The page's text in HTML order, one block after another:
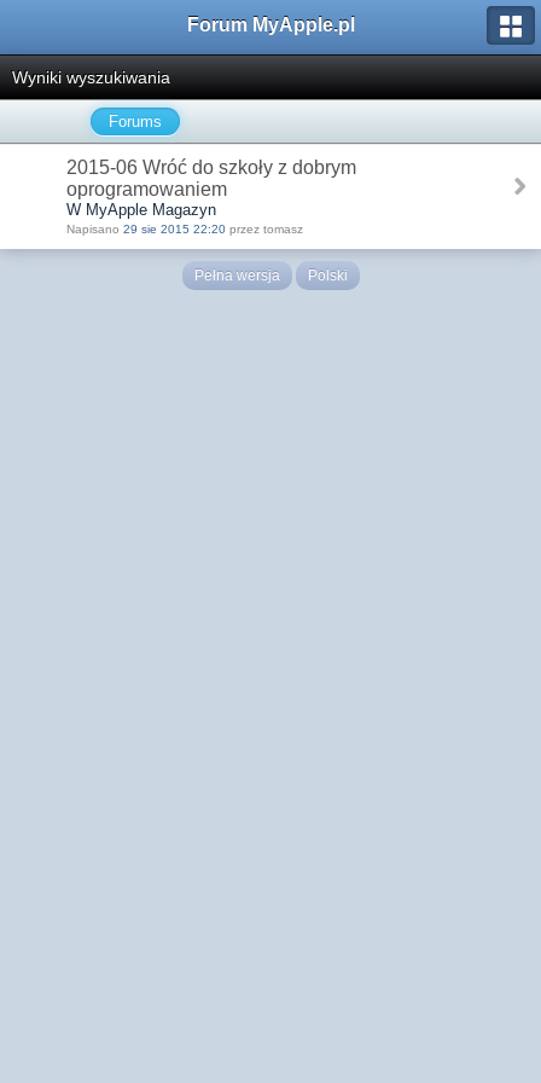
Forum MyApple.pl
Wyniki wyszukiwania
Forums
2015-06 Wróć do szkoły z dobrym
oprogramowaniem
W MyApple Magazyn
Napisano 29 sie 2015 22:20 przez tomasz
Pełna wersja Polski